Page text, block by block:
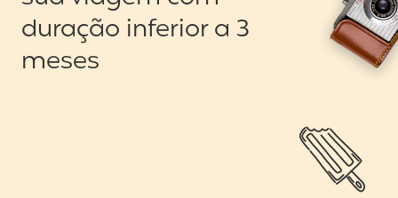
duração inferior a 3
meses